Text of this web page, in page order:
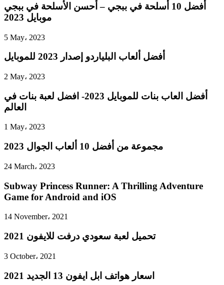
أفضل 10 أسلحة في ببجي – أحسن الأسلحة في ببجي
موبايل 2023
5 May، 2023
أفضل ألعاب البلياردو إصدار 2023 للموبايل
2 May، 2023
أفضل العاب بنات للموبايل 2023- افضل لعبة بنات في
العالم
1 May، 2023
مجموعة من أفضل 10 ألعاب الجوال 2023
24 March، 2023
Subway Princess Runner: A Thrilling Adventure
Game for Android and iOS
14 November، 2021
تحميل لعبة سعودي درفت للايفون 2021
3 October، 2021
اسعار هواتف ابل ايفون 13 الجديد 2021